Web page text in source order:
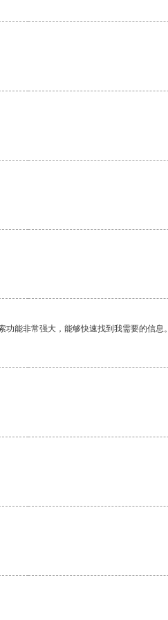
能非常强大，能够快速找到我需要的信息。